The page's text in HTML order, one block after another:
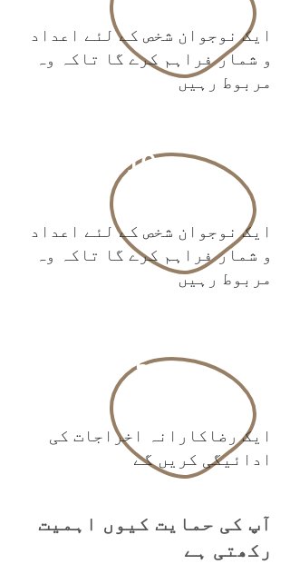
ایک نوجوان شخص کے لئے اعداد
و شمار فراہم کرے گا تاکہ وہ
مربوط رہیں
. 10
ایک نوجوان شخص کے لئے اعداد
و شمار فراہم کرے گا تاکہ وہ
مربوط رہیں
. 5
ایک رضاکارانہ اخراجات کی
ادائیگی کریں گے
آپ کی حمایت کیوں اہمیت
رکھتی ہے